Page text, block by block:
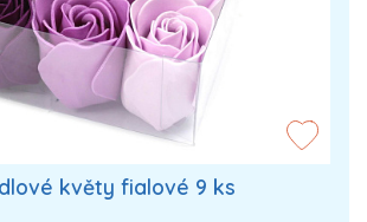
květy fialové 9 ks